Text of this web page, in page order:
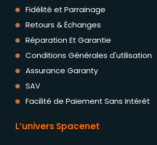
Fidélité et Parrainage
Retours & Échanges
Réparation Et Garantie
Conditions Générales d'utilisation
Assurance Garanty
SAV
Facilité de Paiement Sans Intérêt
L’univers Spacenet